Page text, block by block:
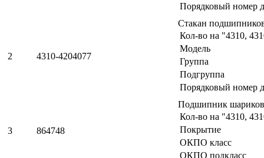
Порядковый номер
2 4310-4204077
Стакан
Кол-во на "4310,
Модель
Группа
Подгруппа
Порядковый номер
3 864748
Подшипник
Кол-во на "4310,
Покрытие
ОКПО класс
ОКПО подкласс